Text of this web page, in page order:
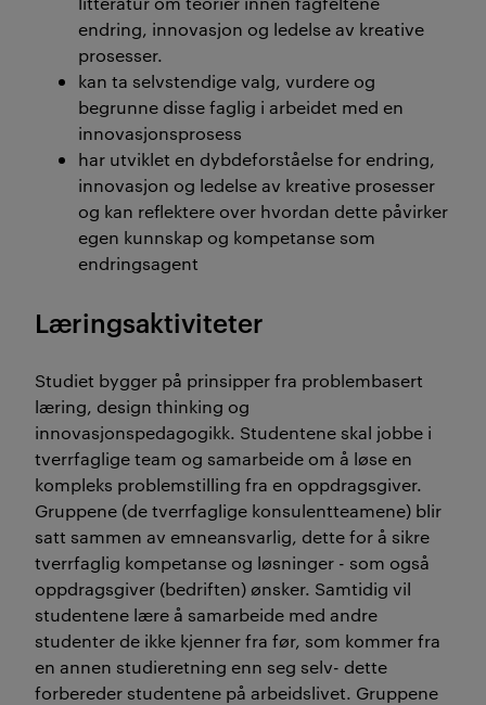
endring, innovasjon og ledelse av kreative
prosesser.
kan ta selvstendige valg, vurdere og
begrunne disse faglig i arbeidet med en
innovasjonsprosess
har utviklet en dybdeforståelse for endring,
innovasjon og ledelse av kreative prosesser
og kan reflektere over hvordan dette påvirker
egen kunnskap og kompetanse som
endringsagent
Læringsaktiviteter
Studiet bygger på prinsipper fra problembasert
læring, design thinking og
innovasjonspedagogikk. Studentene skal jobbe i
tverrfaglige team og samarbeide om å løse en
kompleks problemstilling fra en oppdragsgiver.
Gruppene (de tverrfaglige konsulentteamene) blir
satt sammen av emneansvarlig, dette for å sikre
tverrfaglig kompetanse og løsninger - som også
oppdragsgiver (bedriften) ønsker. Samtidig vil
studentene lære å samarbeide med andre
studenter de ikke kjenner fra før, som kommer fra
en annen studieretning enn seg selv- dette
forbereder studentene på arbeidslivet. Gruppene